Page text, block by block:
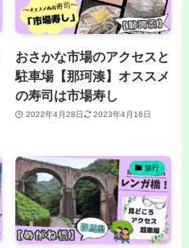
おさかな市場のアクセスと
駐車場【那珂湊】オススメ
の寿司は市場寿し
2022年4月28日 2023年4月16日
旅行